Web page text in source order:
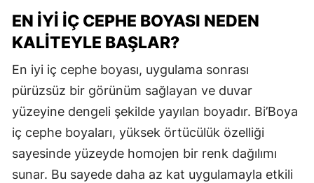
EN İYI İÇ CEPHE BOYASI NEDEN
KALITEYLE BAŞLAR?
En iyi iç cephe boyası, uygulama sonrası
pürüzsüz bir görünüm sağlayan ve duvar
yüzeyine dengeli şekilde yayılan boyadır. Bi’Boya
iç cephe boyaları, yüksek örtücülük özelliği
sayesinde yüzeyde homojen bir renk dağılımı
sunar. Bu sayede daha az kat uygulamayla etkili